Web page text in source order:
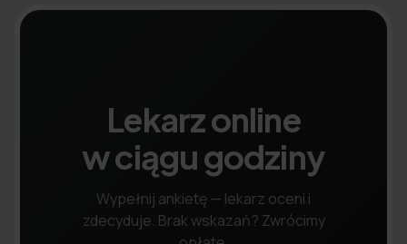
Lekarz online
w ciągu godziny
Wypełnij ankietę — lekarz oceni i
zdecyduje. Brak wskazań? Zwrócimy